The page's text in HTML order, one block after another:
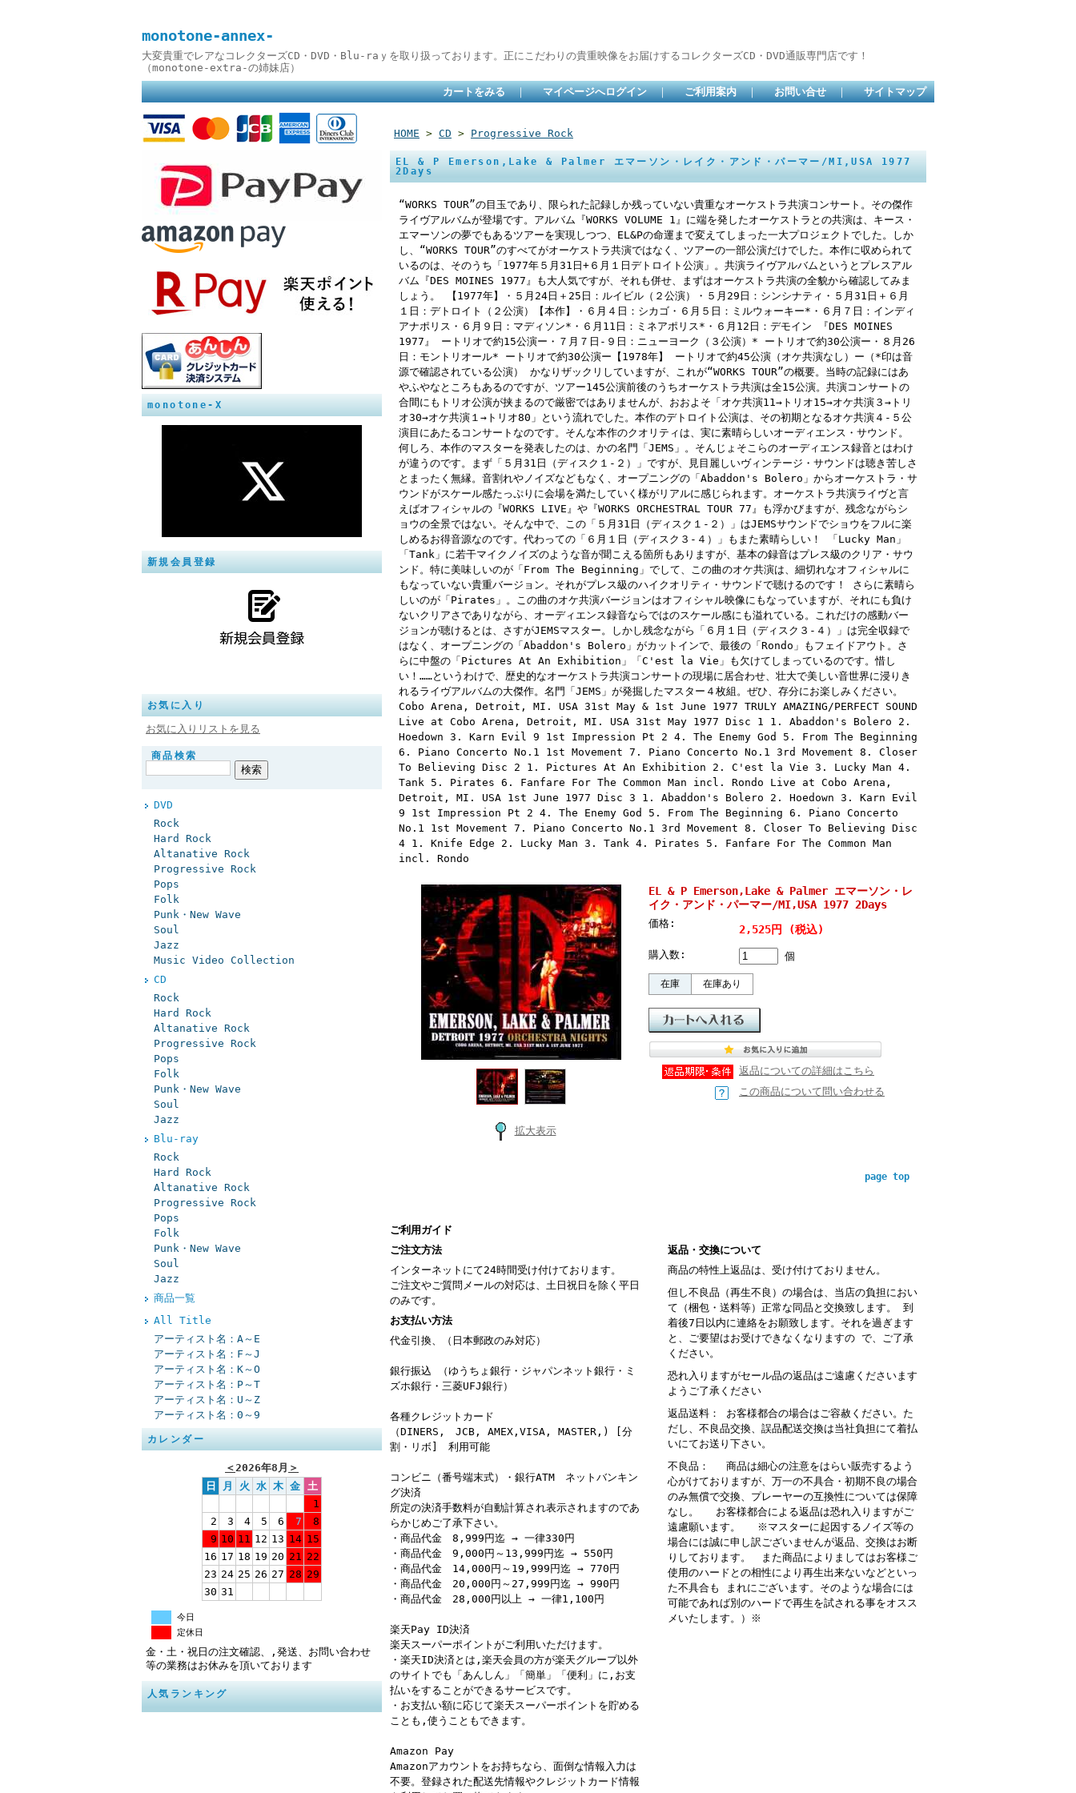
monotone-annex-
大変貴重でレアなコレクターズCD・DVD・Blu-raｙを取り扱っております。正にこだわりの貴重映像をお届けするコレクターズCD・DVD通販専門店です！
（monotone-extra-の姉妹店）
カートをみる ｜ マイページへログイン ｜ ご利用案内 ｜ お問い合せ ｜ サイトマップ
monotone-X
新規会員登録
お気に入り
お気に入りリストを見る
商品検索
DVD
Rock
Hard Rock
Altanative Rock
Progressive Rock
Pops
Folk
Punk・New Wave
Soul
Jazz
Music Video Collection
CD
Rock
Hard Rock
Altanative Rock
Progressive Rock
Pops
Folk
Punk・New Wave
Soul
Jazz
Blu-ray
Rock
Hard Rock
Altanative Rock
Progressive Rock
Pops
Folk
Punk・New Wave
Soul
Jazz
商品一覧
All Title
アーティスト名：A～E
アーティスト名：F～J
アーティスト名：K～O
アーティスト名：P～T
アーティスト名：U～Z
アーティスト名：0～9
カレンダー
＜2026年8月 ＞
日
月 火 水 木 金 土
1
2
3 4 5 6 7
8
9 10 11 12 13 14 15
16 17 18 19 20 21 22
23 24 25 26 27 28 29
30 31
今日
定休日
金・土・祝日の注文確認、,発送、お問い合わせ
等の業務はお休みを頂いております
人気ランキング
HOME > CD > Progressive Rock
EL & P Emerson,Lake & Palmer エマーソン・レイク・アンド・パーマー/MI,USA 1977
2Days
“WORKS TOUR”の目玉であり、限られた記録しか残っていない貴重なオーケストラ共演コンサート。その傑作
ライヴアルバムが登場です。アルバム『WORKS VOLUME 1』に端を発したオーケストラとの共演は、キース・
エマーソンの夢でもあるツアーを実現しつつ、EL&Pの命運まで変えてしまった一大プロジェクトでした。しか
し、“WORKS TOUR”のすべてがオーケストラ共演ではなく、ツアーの一部公演だけでした。本作に収められて
いるのは、そのうち「1977年５月31日+６月１日デトロイト公演」。共演ライヴアルバムというとプレスアル
バム『DES MOINES 1977』も大人気ですが、それも併せ、まずはオーケストラ共演の全貌から確認してみま
しょう。 【1977年】・５月24日＋25日：ルイビル（２公演）・５月29日：シンシナティ・５月31日＋６月
１日：デトロイト（２公演）【本作】・６月４日：シカゴ・６月５日：ミルウォーキー*・６月７日：インディ
アナポリス・６月９日：マディソン*・６月11日：ミネアポリス*・６月12日：デモイン 『DES MOINES
1977』 ートリオで約15公演ー・７月７日-９日：ニューヨーク（３公演）* ートリオで約30公演ー・８月26
日：モントリオール* ートリオで約30公演ー【1978年】 ートリオで約45公演（オケ共演なし）ー（*印は音
源で確認されている公演） かなりザックリしていますが、これが“WORKS TOUR”の概要。当時の記録にはあ
やふやなところもあるのですが、ツアー145公演前後のうちオーケストラ共演は全15公演。共演コンサートの
合間にもトリオ公演が挟まるので厳密ではありませんが、おおよそ「オケ共演11→トリオ15→オケ共演３→トリ
オ30→オケ共演１→トリオ80」という流れでした。本作のデトロイト公演は、その初期となるオケ共演４-５公
演目にあたるコンサートなのです。そんな本作のクオリティは、実に素晴らしいオーディエンス・サウンド。
何しろ、本作のマスターを発表したのは、かの名門「JEMS」。そんじょそこらのオーディエンス録音とはわけ
が違うのです。まず「５月31日（ディスク１-２）」ですが、見目麗しいヴィンテージ・サウンドは聴き苦しさ
とまったく無縁。音割れやノイズなどもなく、オープニングの「Abaddon's Bolero」からオーケストラ・サ
ウンドがスケール感たっぷりに会場を満たしていく様がリアルに感じられます。オーケストラ共演ライヴと言
えばオフィシャルの『WORKS LIVE』や『WORKS ORCHESTRAL TOUR 77』も浮かびますが、残念ながらシ
ョウの全景ではない。そんな中で、この「５月31日（ディスク１-２）」はJEMSサウンドでショウをフルに楽
しめるお得音源なのです。代わっての「６月１日（ディスク３-４）」もまた素晴らしい！ 「Lucky Man」
「Tank」に若干マイクノイズのような音が聞こえる箇所もありますが、基本の録音はプレス級のクリア・サウ
ンド。特に美味しいのが「From The Beginning」でして、この曲のオケ共演は、細切れなオフィシャルに
もなっていない貴重バージョン。それがプレス級のハイクオリティ・サウンドで聴けるのです！ さらに素晴ら
しいのが「Pirates」。この曲のオケ共演バージョンはオフィシャル映像にもなっていますが、それにも負け
ないクリアさでありながら、オーディエンス録音ならではのスケール感にも溢れている。これだけの感動バー
ジョンが聴けるとは、さすがJEMSマスター。しかし残念ながら「６月１日（ディスク３-４）」は完全収録で
はなく、オープニングの「Abaddon's Bolero」がカットインで、最後の「Rondo」もフェイドアウト。さ
らに中盤の「Pictures At An Exhibition」「C'est la Vie」も欠けてしまっているのです。惜し
い！……というわけで、歴史的なオーケストラ共演コンサートの現場に居合わせ、壮大で美しい音世界に浸りき
れるライヴアルバムの大傑作。名門「JEMS」が発掘したマスター４枚組。ぜひ、存分にお楽しみください。
Cobo Arena, Detroit, MI. USA 31st May & 1st June 1977 TRULY AMAZING/PERFECT SOUND
Live at Cobo Arena, Detroit, MI. USA 31st May 1977 Disc 1 1. Abaddon's Bolero 2.
Hoedown 3. Karn Evil 9 1st Impression Pt 2 4. The Enemy God 5. From The Beginning
6. Piano Concerto No.1 1st Movement 7. Piano Concerto No.1 3rd Movement 8. Closer
To Believing Disc 2 1. Pictures At An Exhibition 2. C'est la Vie 3. Lucky Man 4.
Tank 5. Pirates 6. Fanfare For The Common Man incl. Rondo Live at Cobo Arena,
Detroit, MI. USA 1st June 1977 Disc 3 1. Abaddon's Bolero 2. Hoedown 3. Karn Evil
9 1st Impression Pt 2 4. The Enemy God 5. From The Beginning 6. Piano Concerto
No.1 1st Movement 7. Piano Concerto No.1 3rd Movement 8. Closer To Believing Disc
4 1. Knife Edge 2. Lucky Man 3. Tank 4. Pirates 5. Fanfare For The Common Man
incl. Rondo
拡大表示
EL & P Emerson,Lake & Palmer エマーソン・レ
イク・アンド・パーマー/MI,USA 1977 2Days
価格: 2,525円 (税込)
購入数: 個
在庫 在庫あり
返品についての詳細はこちら
この商品について問い合わせる
page top
ご利用ガイド
ご注文方法
インターネットにて24時間受け付けております。
ご注文やご質問メールの対応は、土日祝日を除く平日
のみです。
お支払い方法
代金引換、（日本郵政のみ対応）
銀行振込 （ゆうちょ銀行・ジャパンネット銀行・ミ
ズホ銀行・三菱UFJ銀行）
各種クレジットカード
（DINERS, JCB, AMEX,VISA, MASTER,) [分
割・リボ] 利用可能
コンビニ（番号端末式）・銀行ATM ネットバンキン
グ決済
所定の決済手数料が自動計算され表示されますのであ
らかじめご了承下さい。
・商品代金 8,999円迄 → 一律330円
・商品代金 9,000円～13,999円迄 → 550円
・商品代金 14,000円～19,999円迄 → 770円
・商品代金 20,000円～27,999円迄 → 990円
・商品代金 28,000円以上 → 一律1,100円
楽天Pay ID決済
楽天スーパーポイントがご利用いただけます。
・楽天ID決済とは,楽天会員の方が楽天グループ以外
のサイトでも「あんしん」「簡単」「便利」に,お支
払いをすることができるサービスです。
・お支払い額に応じて楽天スーパーポイントを貯める
ことも,使うこともできます。
Amazon Pay
Amazonアカウントをお持ちなら、面倒な情報入力は
不要。登録された配送先情報やクレジットカード情報
返品・交換について
商品の特性上返品は、受け付けておりません。
但し不良品（再生不良）の場合は、当店の負担におい
て（梱包・送料等）正常な同品と交換致します。 到
着後7日以内に連絡をお願致します。それを過ぎます
と、ご要望はお受けできなくなりますの で、ご了承
ください。
恐れ入りますがセール品の返品はご遠慮くださいます
ようご了承ください
返品送料： お客様都合の場合はご容赦ください。た
だし、不良品交換、誤品配送交換は当社負担にて着払
いにてお送り下さい。
不良品： 商品は細心の注意をはらい販売するよう
心がけておりますが、万一の不具合・初期不良の場合
のみ無償で交換、プレーヤーの互換性については保障
なし。 お客様都合による返品は恐れ入りますがご
遠慮願います。 ※マスターに起因するノイズ等の
場合には誠に申し訳ございませんが返品、交換はお断
りしております。 また商品によりましてはお客様ご
使用のハードとの相性により再生出来ないなどといっ
た不具合も まれにございます。そのような場合には
可能であれば別のハードで再生を試される事をオスス
メいたします。）※